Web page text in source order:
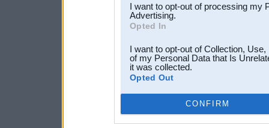
I want to opt-out of processing my
Advertising.
Opted In
I want to opt-out of Collection,
of my Personal Data that Is
it was collected.
Opted Out
CONFIRM